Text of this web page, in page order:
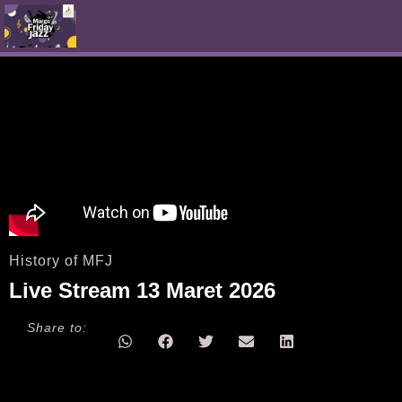
History of MFJ
Live Stream 13 Maret 2026
Share to: